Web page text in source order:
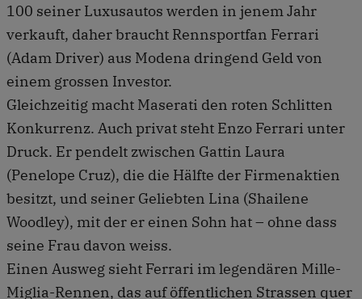
100 seiner Luxusautos werden in jenem Jahr
verkauft, daher braucht Rennsportfan Ferrari
(Adam Driver) aus Modena dringend Geld von
einem grossen Investor.
Gleichzeitig macht Maserati den roten Schlitten
Konkurrenz. Auch privat steht Enzo Ferrari unter
Druck. Er pendelt zwischen Gattin Laura
(Penelope Cruz), die die Hälfte der Firmenaktien
besitzt, und seiner Geliebten Lina (Shailene
Woodley), mit der er einen Sohn hat – ohne dass
seine Frau davon weiss.
Einen Ausweg sieht Ferrari im legendären Mille-
Miglia-Rennen, das auf öffentlichen Strassen quer